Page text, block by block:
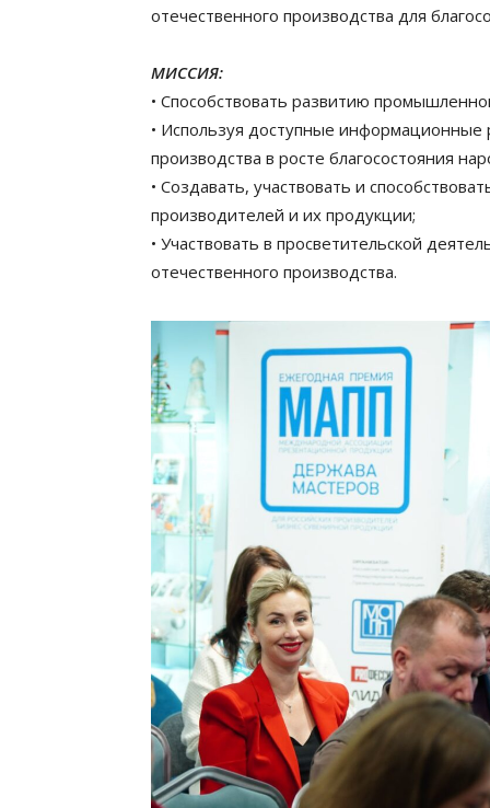
отечественного производства для
МИССИЯ:
• Способствовать развитию
• Используя доступные информационные
производства в росте благосостояния
• Создавать, участвовать и
производителей и их продукции;
• Участвовать в просветительской
отечественного производства.